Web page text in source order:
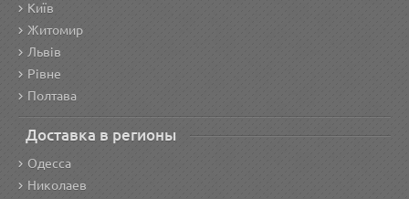
Київ
Житомир
Львів
Рівне
Полтава
Доставка в регионы
Одесса
Николаев